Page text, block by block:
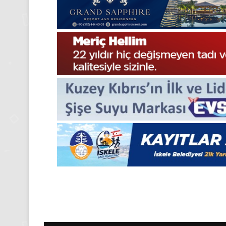
2025,
Gıynık
Medya
manşetleri
24 Kasım 2025
24 Kasım Pazartesi
Medya manşetleri